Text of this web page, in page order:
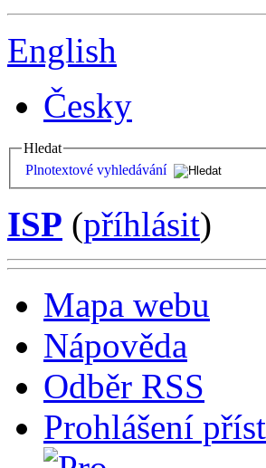
English
Česky
Hledat
Plnotextové vyhledávání
ISP (příhlásit)
Mapa webu
Nápověda
Odběr RSS
Prohlášení